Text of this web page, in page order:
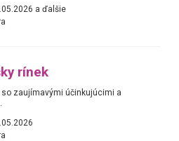
a ďalšie
rínek
zaujímavými účinkujúcimi a